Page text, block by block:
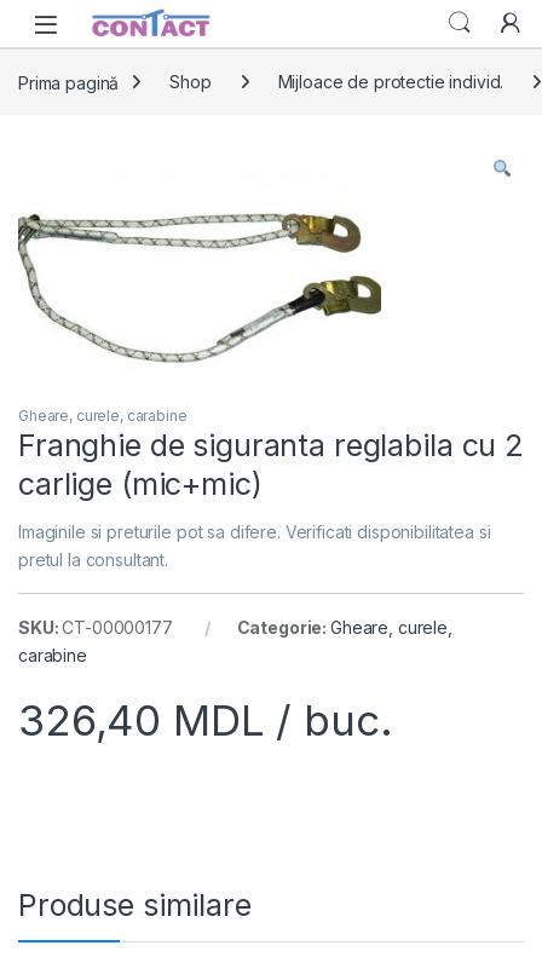
Skip to navigation
Skip to content
Prima pagină Shop Mijloace de protectie individ.
Gheare, curele, carabine
Franghie de siguranta reglabila cu 2
carlige (mic+mic)
Imaginile si preturile pot sa difere. Verificati disponibilitatea si
pretul la consultant.
SKU:CT-00000177 Categorie: Gheare, curele,
carabine
326,40 MDL / buc.
Produse similare